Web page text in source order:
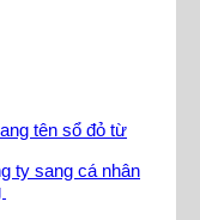
tên sổ đỏ từ
ty sang cá nhân